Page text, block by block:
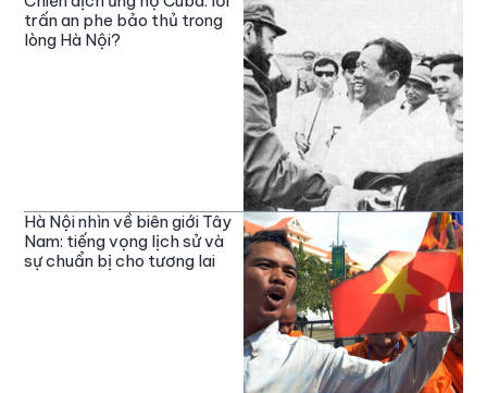
trấn an phe bảo thủ trong
lòng Hà Nội?
Hà Nội nhìn về biên giới Tây
Nam: tiếng vọng lịch sử và
sự chuẩn bị cho tương lai